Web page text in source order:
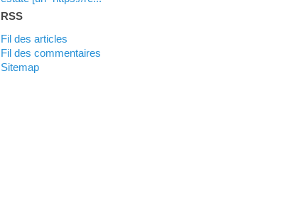
RSS
Fil des articles
Fil des commentaires
Sitemap